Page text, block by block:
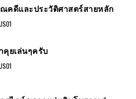
คดีและประวัติศาสตร์สายหลัก
คุยเล่นๆครับ